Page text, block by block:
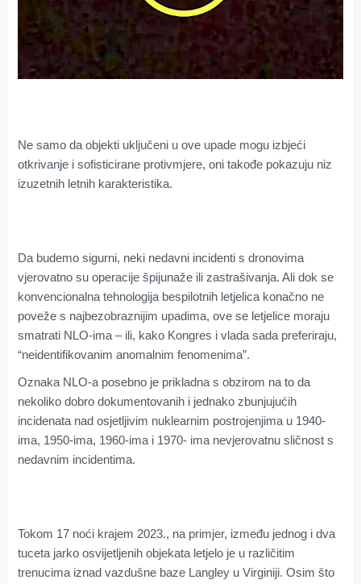
Ne samo da objekti uključeni u ove upade mogu izbjeći
otkrivanje i sofisticirane protivmjere, oni takođe pokazuju niz
izuzetnih letnih karakteristika.
Da budemo sigurni, neki nedavni incidenti s dronovima
vjerovatno su operacije špijunaže ili zastrašivanja. Ali dok se
konvencionalna tehnologija bespilotnih letjelica konačno ne
poveže s najbezobraznijim upadima, ove se letjelice moraju
smatrati NLO-ima – ili, kako Kongres i vlada sada preferiraju,
“neidentifikovanim anomalnim fenomenima”.
Oznaka NLO-a posebno je prikladna s obzirom na to da
nekoliko dobro dokumentovanih i jednako zbunjujućih
incidenata nad osjetljivim nuklearnim postrojenjima u 1940-
ima, 1950-ima, 1960-ima i 1970- ima nevjerovatnu sličnost s
nedavnim incidentima.
Tokom 17 noći krajem 2023., na primjer, između jednog i dva
tuceta jarko osvijetljenih objekata letjelo je u različitim
trenucima iznad vazdušne baze Langley u Virginiji. Osim što